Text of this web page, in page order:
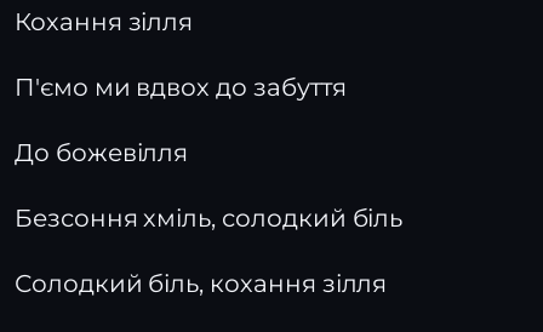
Кохання зілля
П'ємо ми вдвох до забуття
До божевілля
Безсоння хміль, солодкий біль
Солодкий біль, кохання зілля